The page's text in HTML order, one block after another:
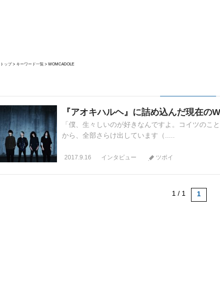
トップ キーワード一覧 WOMCADOLE
『アオキハルヘ』に詰め込んだ現在の
「僕、生々しいのが好きなんですよ。コイツのこ
から、全部さらけ出しています（.....
2017.9.16 インタビュー ツボイ
1 / 1 1